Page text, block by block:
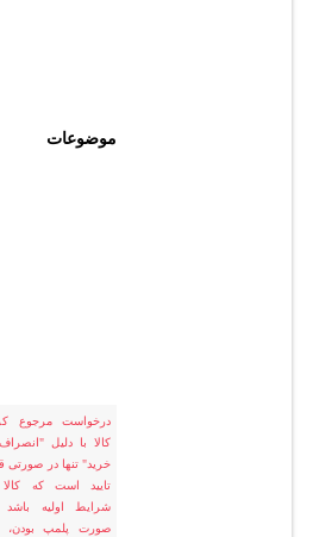
موضوعات
درخواست مرجوع
کالا با دلیل
خرید" تنها در صورتی
تایید است که کالا
شرایط اولیه باشد
صورت پلمپ بودن،